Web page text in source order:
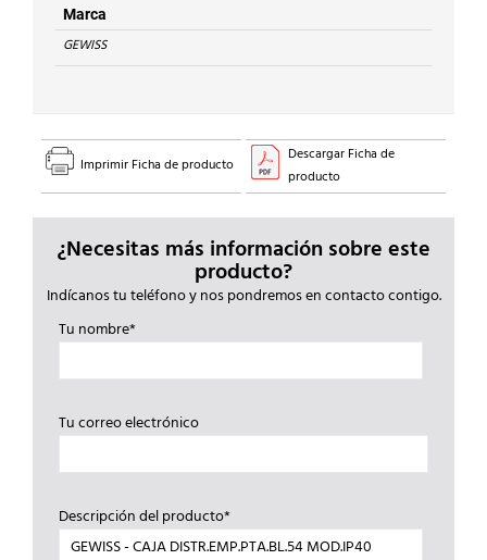
Marca
GEWISS
Imprimir Ficha de producto
Descargar Ficha de
producto
¿Necesitas más información sobre este
producto?
Indícanos tu teléfono y nos pondremos en contacto contigo.
Tu nombre*
Tu correo electrónico
Descripción del producto*